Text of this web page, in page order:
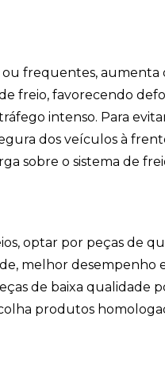
frequentes, aumenta
freio, favorecendo
intenso. Para
dos veículos à
sobre o sistema de
optar por peças de
melhor desempenho
de baixa qualidade
produtos